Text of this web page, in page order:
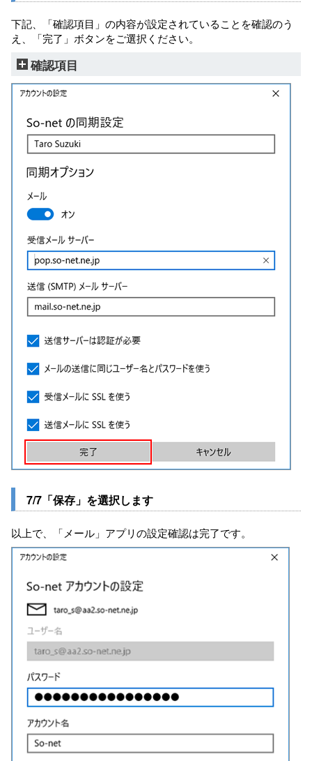
下記、「確認項目」の内容が設定されていることを確認のう
え、「完了」ボタンをご選択ください。
確認項目
7/7「保存」を選択します
以上で、「メール」アプリの設定確認は完了です。